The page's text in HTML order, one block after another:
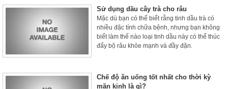
Sử dụng dầu cây trà cho râu
Mặc dù bạn có thể biết rằng tinh dầu trà có
nhiều đặc tính chữa bệnh, nhưng bạn không
biết làm thế nào loại tinh dầu này có thể thúc
đẩy bộ râu khỏe mạnh và đầy đặn.
Chế độ ăn uống tốt nhất cho thời kỳ
mãn kinh là gì?